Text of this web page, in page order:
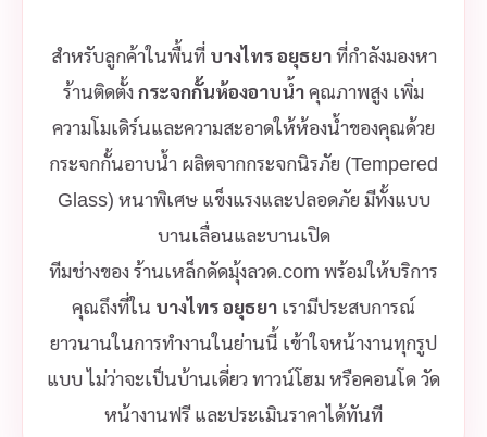
สำหรับลูกค้าในพื้นที่ บางไทร อยุธยาที่กำลังมองหา
ร้านติดตั้งกระจกกั้นห้องอาบน้ำคุณภาพสูง เพิ่ม
ความโมเดิร์นและความสะอาดให้ห้องน้ำของคุณด้วย
กระจกกั้นอาบน้ำ ผลิตจากกระจกนิรภัย (Tempered
Glass) หนาพิเศษ แข็งแรงและปลอดภัย มีทั้งแบบ
บานเลื่อนและบานเปิด
ทีมช่างของ ร้านเหล็กดัดมุ้งลวด.com พร้อมให้บริการ
คุณถึงที่ใน บางไทร อยุธยา เรามีประสบการณ์
ยาวนานในการทำงานในย่านนี้ เข้าใจหน้างานทุกรูป
แบบ ไม่ว่าจะเป็นบ้านเดี่ยว ทาวน์โฮม หรือคอนโด วัด
หน้างานฟรี และประเมินราคาได้ทันที